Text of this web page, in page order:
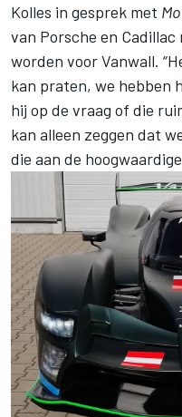
Kolles in gesprek met
van Porsche en
worden voor Vanwall.
kan praten, we hebben
hij op de vraag of die
kan alleen zeggen dat
die aan de